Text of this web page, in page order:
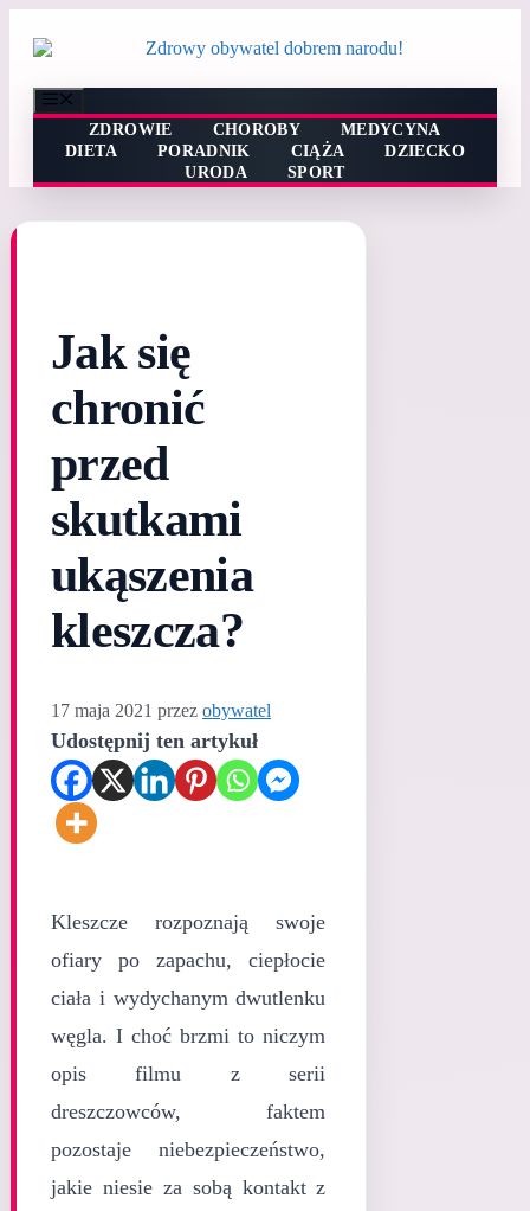
treści
ZDROWIE
CHOROBY
MEDYCYNA
DIETA
PORADNIK CIĄŻA
DZIECKO
URODA
SPORT
Jak się
chronić
przed
skutkami
ukąszenia
kleszcza?
17 maja 2021 przez obywatel
Udostępnij ten artykuł
Kleszcze rozpoznają swoje
ofiary po zapachu, ciepłocie
ciała i wydychanym dwutlenku
węgla. I choć brzmi to niczym
opis filmu z serii
dreszczowców, faktem
pozostaje niebezpieczeństwo,
jakie niesie za sobą kontakt z